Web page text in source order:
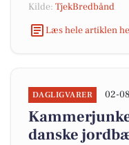
Kilde: TjekBredbånd
Læs hele artiklen
DAGLIGVARER 02-
danske